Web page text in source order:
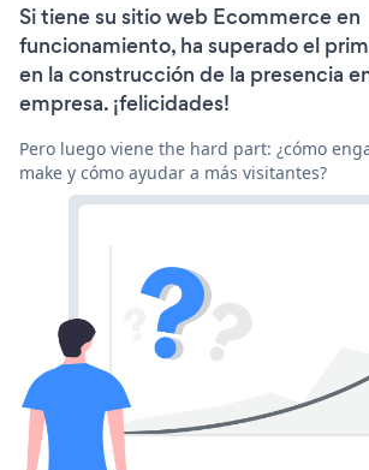
Si tiene su sitio web Ecommerce en
funcionamiento, ha superado el
en la construcción de la presencia
empresa. ¡felicidades!
Pero luego viene the hard part: ¿cómo
make y cómo ayudar a más visitantes?